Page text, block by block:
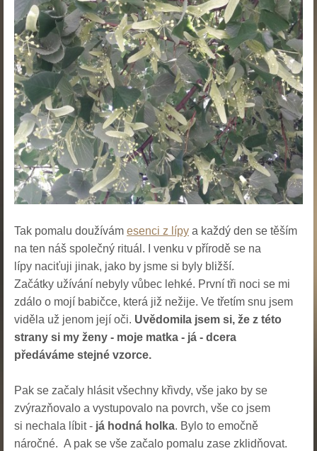
Tak pomalu doužívám esenci z lípy a každý den se těším
na ten náš společný rituál. I venku v přírodě se na
lípy naciťuji jinak, jako by jsme si byly bližší.
Začátky užívání nebyly vůbec lehké. První tři noci se mi
zdálo o mojí babičce, která již nežije. Ve třetím snu jsem
viděla už jenom její oči. Uvědomila jsem si, že z této
strany si my ženy - moje matka - já - dcera
předáváme stejné vzorce.
Pak se začaly hlásit všechny křivdy, vše jako by se
zvýrazňovalo a vystupovalo na povrch, vše co jsem
si nechala líbit - já hodná holka. Bylo to emočně
náročné. A pak se vše začalo pomalu zase zklidňovat.